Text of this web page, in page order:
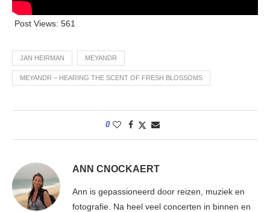
Post Views: 561
JAN HEIRMAN MEYANDR
MEYANDR – HEARING THE SCENT OF FRESH BLOSSOMS
0
ANN CNOCKAERT
Ann is gepassioneerd door reizen, muziek en
fotografie. Na heel veel concerten in binnen en